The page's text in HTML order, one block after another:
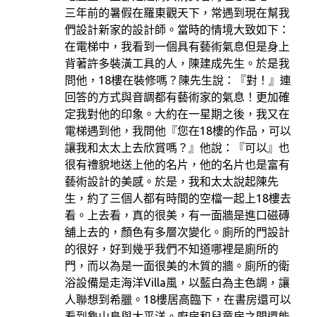
三年前的暑假在羅東觀天下，常遇到現在幫我
們設計新家的設計師。當時的情境大致如下：
在電梯中，我看到一個具有藝術氣息但是身上
背著許多裝潢工具的人，陳建成先生。於是我
問他，18樓在裝修嗎？陳先生說：『對！』連
回答的方式與音調都有藝術家的氣息！更加確
定我對他的印象。大約在一星期之後，我又在
電梯遇到他，我問他『您在18樓的作品，可以
讓我和太太上去欣賞嗎？』他說：『可以』也
很有禮貌地送上他的名片，他的名片也是富有
藝術設計的美感。於是，我和太太說起陳先
生，約了三個人都有時間的空檔一起上18樓去
看。上去看，真的很美，有一面牆是進口磁磚
舖上去的，顏色有多層次變化。廁所的門設計
的很好，好到幾乎我們不知道哪裡是廁所的
門，而以為是一面很美的木質的牆。廁所的衛
浴設備是走海洋Villa風，以藍白為主色調，讓
人聯想到希臘。18樓居高臨下，在書房還可以